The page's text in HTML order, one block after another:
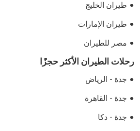
طيران الخليج
طيران الإمارات
مصر للطيران
رحلات الطيران الأكثر حجزًا
جدة - الرياض
جدة - القاهرة
جدة - دكا